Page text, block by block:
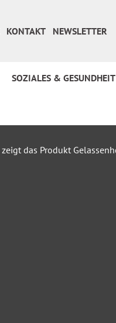
KONTAKT NEWSLETTER
SOZIALES & GESUNDHEIT